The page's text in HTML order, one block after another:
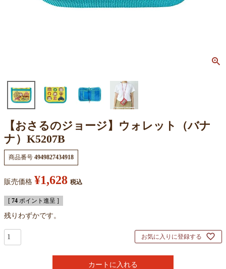
【おさるのジョージ】ウォレット（バナ
ナ）K5207B
商品番号 4949827434918
販売価格 ¥1,628 税込
[ 74 ポイント進呈 ]
残りわずかです。
お気に入りに登録する
カートに入れる